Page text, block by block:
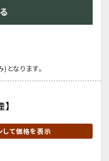
なります。
して価格を表示